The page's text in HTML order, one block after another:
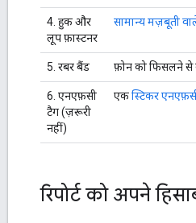
4. हुक और
लूप फ़ास्टनर
सामान्य मज़बूती
5. रबर बैंड फ़ोन को फिसलने से
6. एनएफ़सी
टैग (ज़रूरी
नहीं)
एकस्टिकर
रिपोर्ट को अपने